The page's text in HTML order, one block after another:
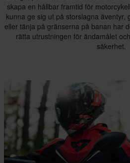
skapa en hållbar framtid för
kunna ge sig ut på storslagna äventyr,
eller tänja på gränserna på banan har
rätta utrustningen för ändamålet
säkerhet.